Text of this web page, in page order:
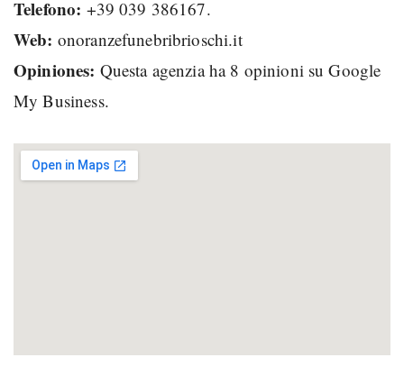
Telefono: +39 039 386167.
Web: onoranzefunebribrioschi.it
Opiniones: Questa agenzia ha 8 opinioni su Google
My Business.